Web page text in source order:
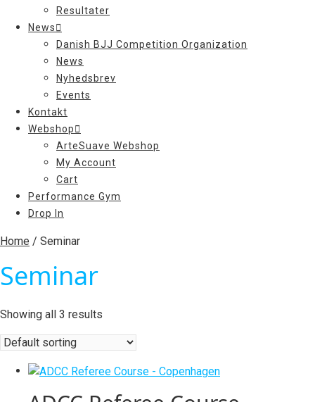
Resultater
News
Danish BJJ Competition Organization
News
Nyhedsbrev
Events
Kontakt
Webshop
ArteSuave Webshop
My Account
Cart
Performance Gym
Drop In
Home / Seminar
Seminar
Showing all 3 results